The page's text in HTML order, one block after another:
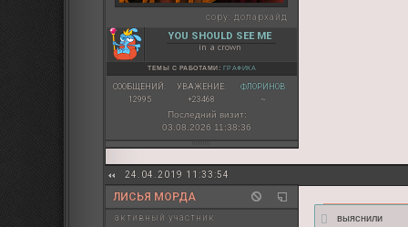
copy: долархайд
YOU SHOULD SEE ME
in a crown
ТЕМЫ С РАБОТАМИ: ГРАФИКА
СООБЩЕНИЙ:
12995
УВАЖЕНИЕ:
+23468
ФЛОРИНОВ:
~
Последний визит:
03.08.2026 11:38:36
24.04.2019 11:33:54
ЛИСЬЯ МОРДА
активный участник
выяснили